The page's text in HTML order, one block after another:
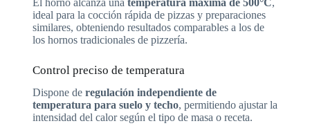
ideal para la cocción rápida de pizzas y preparaciones
similares, obteniendo resultados comparables a los de
los hornos tradicionales de pizzería.
Control preciso de temperatura
Dispone de regulación independiente de
temperatura para suelo y techo, permitiendo ajustar la
intensidad del calor según el tipo de masa o receta.